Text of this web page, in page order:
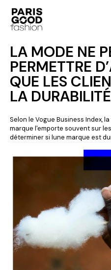
LA MODE NE
PERMETTRE
QUE LES
LA
Selon le Vogue Business Index,
marque l'emporte souvent sur
déterminer si lune marque est